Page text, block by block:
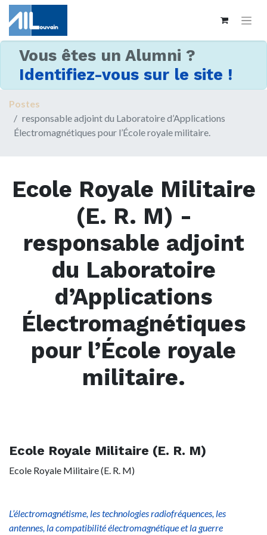
Vous êtes un Alumni ?
Identifiez-vous sur le site !
Postes
responsable adjoint du Laboratoire d’Applications
Électromagnétiques pour l’École royale militaire.
Ecole Royale Militaire
(E. R. M) -
responsable adjoint
du Laboratoire
d’Applications
Électromagnétiques
pour l’École royale
militaire.
Ecole Royale Militaire (E. R. M)
Ecole Royale Militaire (E. R. M)
L’électromagnétisme, les technologies radiofréquences, les
antennes, la compatibilité électromagnétique et la guerre